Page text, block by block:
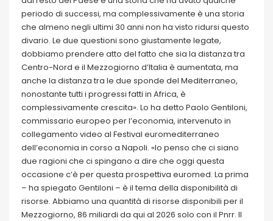
periodo di successi, ma complessivamente è una storia
che almeno negli ultimi 30 anni non ha visto ridursi questo
divario. Le due questioni sono giustamente legate,
dobbiamo prendere atto del fatto che sia la distanza tra
Centro-Nord e il Mezzogiorno d’Italia è aumentata, ma
anche la distanza tra le due sponde del Mediterraneo,
nonostante tutti i progressi fatti in Africa, è
complessivamente crescita». Lo ha detto Paolo Gentiloni,
commissario europeo per l’economia, intervenuto in
collegamento video al Festival euromediterraneo
dell’economia in corso a Napoli. «Io penso che ci siano
due ragioni che ci spingano a dire che oggi questa
occasione c’è per questa prospettiva euromed. La prima
– ha spiegato Gentiloni – è il tema della disponibilità di
risorse. Abbiamo una quantità di risorse disponibili per il
Mezzogiorno, 86 miliardi da qui al 2026 solo con il Pnrr. Il